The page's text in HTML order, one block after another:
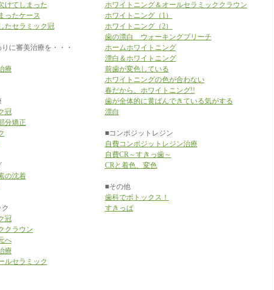
けてしまった
ったケース
たセラミック冠
に審美治療を・・・
療
冠
分矯正
の沈着
冠
クラウン
へ
療
ルセラミック
ホワイトニング＆オールセラミッククラウン
ホワイトニング（1）
ホワイトニング（2）
歯の漂白 ウォーキングブリーチ
ホームホワイトニング
漂白＆ホワイトニング
前歯が変色している
ホワイトニングの色が合わない
春だから、ホワイトニング!!
歯が全体的に黄ばんできている気がする
漂白
■コンポジットレジン
自費コンポジットレジン治療
自費CR～すきっ歯～
CRと着色、変色
■その他
歯科でボトックス！
すきっぱ